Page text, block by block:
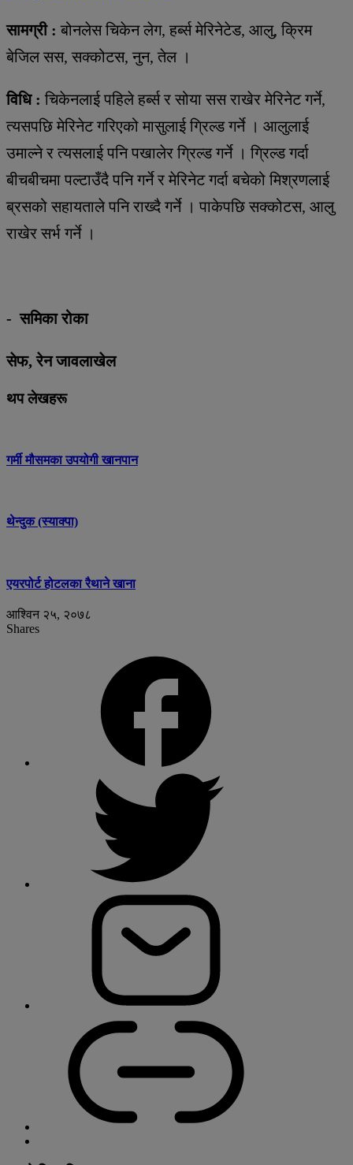
सामग्री :बोनलेस चिकेन लेग, हर्ब्स मेरिनेटेड, आलु, क्रिम
बेजिल सस, सक्कोटस, नुन, तेल ।
विधि : चिकेनलाई पहिले हर्ब्स र सोया सस राखेर मेरिनेट गर्ने,
त्यसपछि मेरिनेट गरिएको मासुलाई ग्रिल्ड गर्ने । आलुलाई
उमाल्ने र त्यसलाई पनि पखालेर ग्रिल्ड गर्ने । ग्रिल्ड गर्दा
बीचबीचमा पल्टाउँदै पनि गर्ने र मेरिनेट गर्दा बचेको मिश्रणलाई
ब्रसको सहायताले पनि राख्दै गर्ने । पाकेपछि सक्कोटस, आलु
राखेर सर्भ गर्ने ।
- समिका रोका
सेफ, रेन जावलाखेल
थप लेखहरू
गर्मी मौसमका उपयोगी खानपान
थेन्दुक (स्याक्पा)
एयरपोर्ट होटलका रैथाने खाना
आश्विन २५, २०७८
Shares